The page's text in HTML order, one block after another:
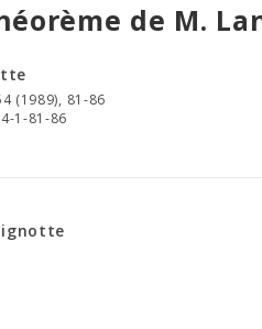
de M.
(1989), 81-86
1-81-86